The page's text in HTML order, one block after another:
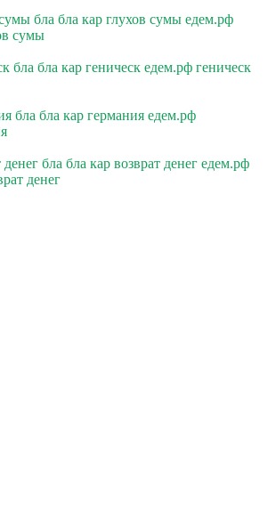
бла бла кар глухов сумы едем.рф
сумы
бла бла кар геническ едем.рф геническ
бла бла кар германия едем.рф
денег бла бла кар возврат денег едем.рф
денег